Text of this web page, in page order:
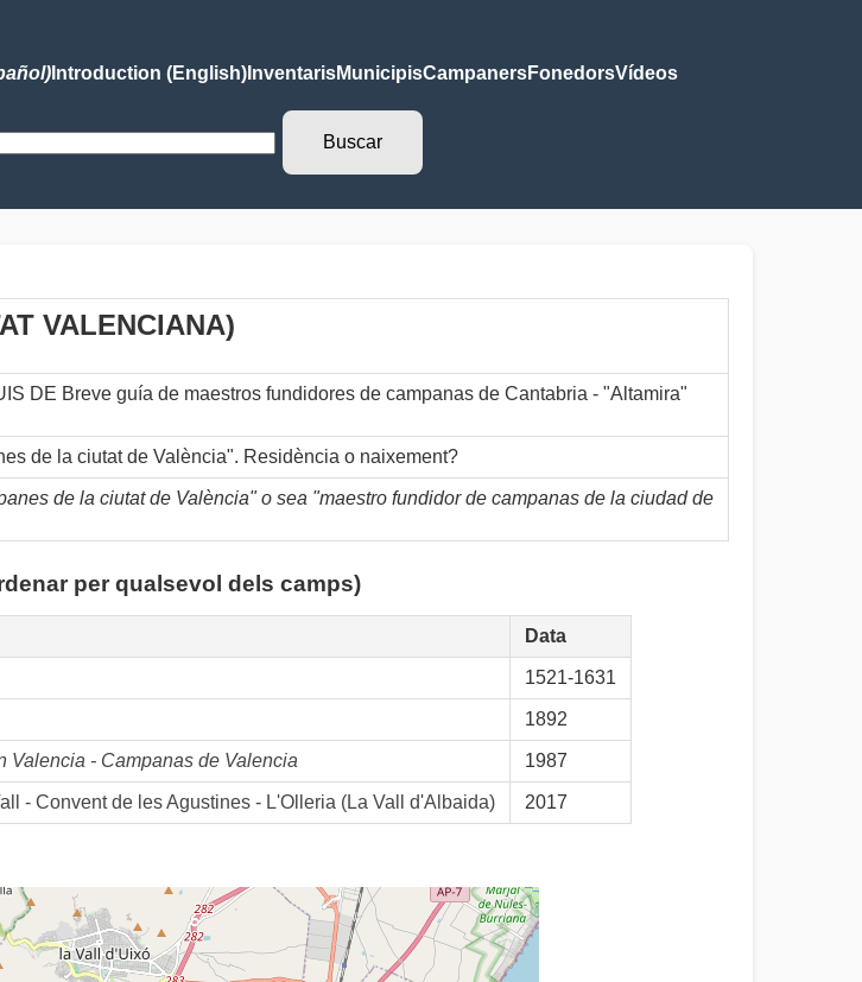
Introduction (English)InventarisMunicipisCampanersFonedorsVídeos
VALENCIANA)
DE Breve guía de maestros fundidores de campanas de Cantabria - "Altamira"
de la ciutat de València". Residència o naixement?
de la ciutat de València" o sea "maestro fundidor de campanas de la ciudad de
per qualsevol dels camps)
Data
1521-1631
1892
Valencia - Campanas de Valencia 1987
- Convent de les Agustines - L'Olleria (La Vall d'Albaida) 2017